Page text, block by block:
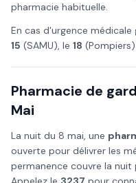
pharmacie habituelle.
En cas d'urgence
15 (SAMU), le 18
Pharmacie de
Mai
La nuit du 8 mai, une
ouverte pour délivrer les
permanence couvre la